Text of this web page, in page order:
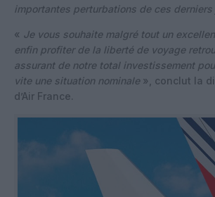
importantes perturbations de ces derniers
« Je vous souhaite malgré tout un
enfin profiter de la liberté de voyage
assurant de notre total investissement
vite une situation nominale », conclut la
d’Air France.